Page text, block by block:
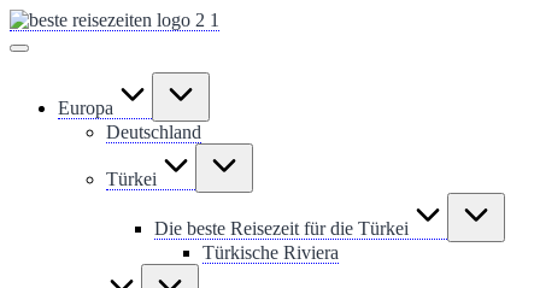
Skip
to
Europa
Deutschland
Türkei
Die beste Reisezeit für die Türkei
Türkische Riviera